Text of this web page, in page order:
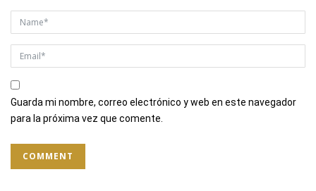
Guarda mi nombre, correo electrónico y web en este navegador
para la próxima vez que comente.